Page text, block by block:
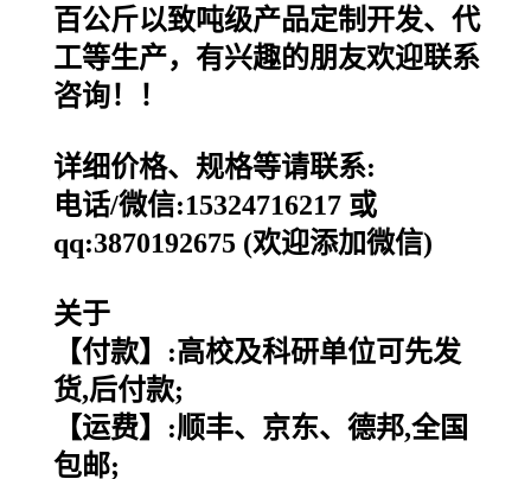
百公斤以致吨级产品定制开发、代
工等生产，有兴趣的朋友欢迎联系
咨询！！
详细价格、规格等请联系:
电话/微信:15324716217 或
qq:3870192675 (欢迎添加微信)
关于
【付款】:高校及科研单位可先发
货,后付款;
【运费】:顺丰、京东、德邦,全国
包邮;